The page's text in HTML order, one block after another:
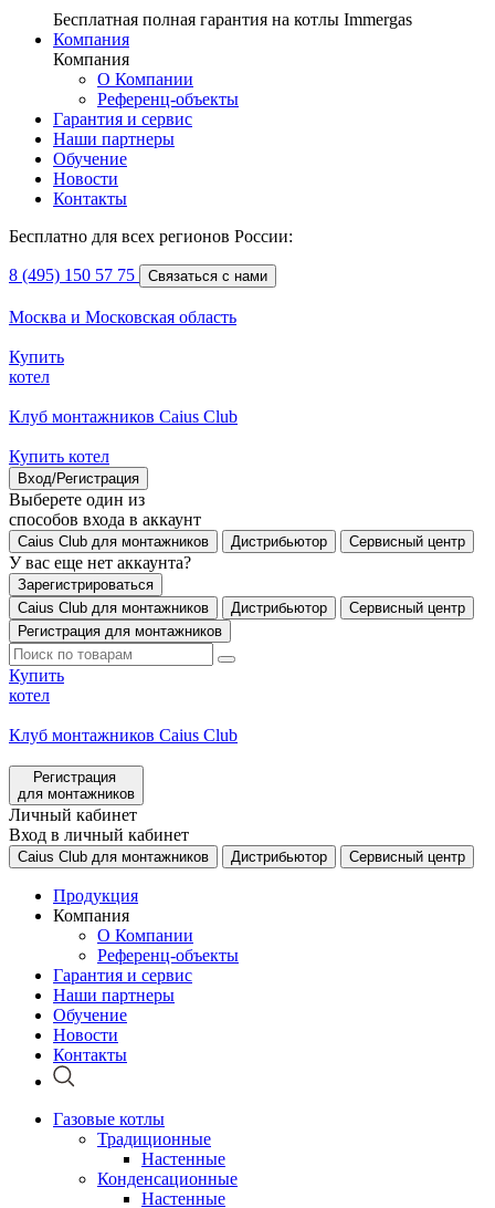
Бесплатная полная гарантия на котлы Immergas
Компания
Компания
О Компании
Референц-объекты
Гарантия и сервис
Наши партнеры
Обучение
Новости
Контакты
Бесплатно для всех регионов России:
8 (495) 150 57 75 Связаться с нами
Москва и Московская область
Купить
котел
Клуб монтажников Caius Club
Купить котел
Вход/Регистрация
Выберете один из
способов входа в аккаунт
Caius Club для монтажников Дистрибьютор Сервисный центр
У вас еще нет аккаунта?
Зарегистрироваться
Caius Club для монтажников
Дистрибьютор
Сервисный центр
Регистрация для монтажников
Купить
котел
Клуб монтажников Caius Club
Регистрация
для монтажников
Личный кабинет
Вход в личный кабинет
Caius Club для монтажников Дистрибьютор Сервисный центр
Продукция
Компания
О Компании
Референц-объекты
Гарантия и сервис
Наши партнеры
Обучение
Новости
Контакты
Газовые котлы
Традиционные
Настенные
Конденсационные
Настенные